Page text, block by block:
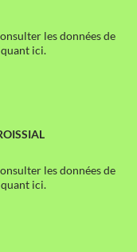
les données de
ici.
les données de
ici.